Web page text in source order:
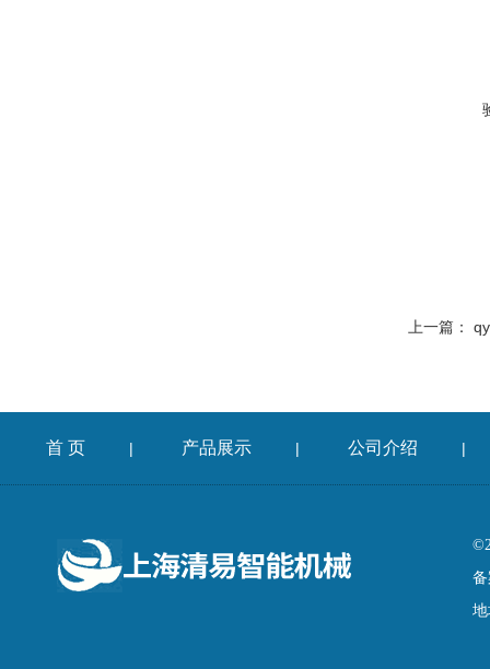
上一篇：
首 页 | 产品展示 | 公司介绍 |
备